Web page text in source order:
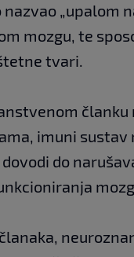
nazvao „upalom
mozgu, te
tvari.
članku
imuni sustav
do